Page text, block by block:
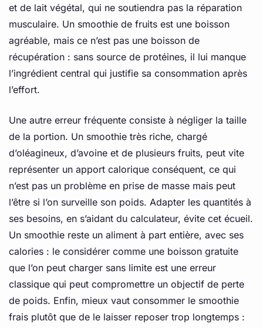
et de lait végétal, qui ne soutiendra pas la réparation
musculaire. Un smoothie de fruits est une boisson
agréable, mais ce n’est pas une boisson de
récupération : sans source de protéines, il lui manque
l’ingrédient central qui justifie sa consommation après
l’effort.
Une autre erreur fréquente consiste à négliger la taille
de la portion. Un smoothie très riche, chargé
d’oléagineux, d’avoine et de plusieurs fruits, peut vite
représenter un apport calorique conséquent, ce qui
n’est pas un problème en prise de masse mais peut
l’être si l’on surveille son poids. Adapter les quantités à
ses besoins, en s’aidant du calculateur, évite cet écueil.
Un smoothie reste un aliment à part entière, avec ses
calories : le considérer comme une boisson gratuite
que l’on peut charger sans limite est une erreur
classique qui peut compromettre un objectif de perte
de poids. Enfin, mieux vaut consommer le smoothie
frais plutôt que de le laisser reposer trop longtemps :